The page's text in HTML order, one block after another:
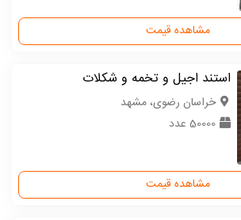
مشاهده قیمت
استند اجیل و تخمه و شکلات
خراسان رضوی، مشهد
50000 عدد
مشاهده قیمت